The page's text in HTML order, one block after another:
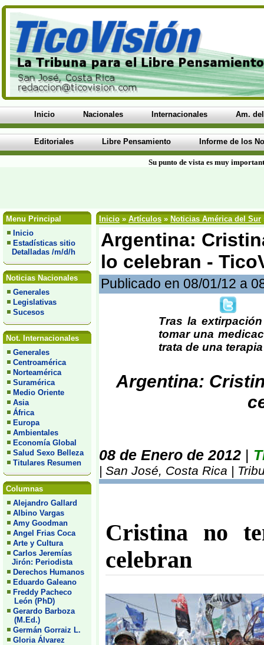
Inicio Nacionales Internacionales Am.
Editoriales Libre Pensamiento Informe de los
Su punto de vista es muy
Menu Principal
Inicio
Estadísticas sitio
Detalladas /m/d/h
Noticias Nacionales
Generales
Legislativas
Sucesos
Not. Internacionales
Generales
Centroamérica
Norteamérica
Suramérica
Medio Oriente
Asia
África
Europa
Ambientales
Economía Global
Salud Sexo Belleza
Titulares Resumen
Columnas
Alejandro Gallard
Albino Vargas
Amy Goodman
Angel Frias Coca
Arte y Cultura
Carlos Jeremías
Jirón: Periodista
Derechos Humanos
Eduardo Galeano
Freddy Pacheco
León (PhD)
Gerardo Barboza
(M.Ed.)
Germán Gorraiz L.
Gloria Álvarez
Inicio » Artículos » Noticias América del Sur
Argentina:
lo celebran -
Publicado en 08/01/12 a
Tras la
tomar una
trata de una
Argentina:
08 de Enero de 2012 |
| San José, Costa Rica |
Cristina no
celebran